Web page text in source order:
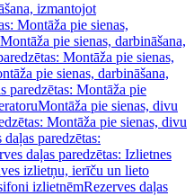
izmantojot
Montāža pie sienas,
Montāža pie sienas, darbināšana,
Montāža pie sienas,
pie sienas, darbināšana,
paredzētas: Montāža pie
Montāža pie sienas, divu
Montāža pie sienas, divu
daļas paredzētas:
daļas paredzētas: Izlietnes
izlietņu, ierīču un lieto
izlietnēmRezerves daļas